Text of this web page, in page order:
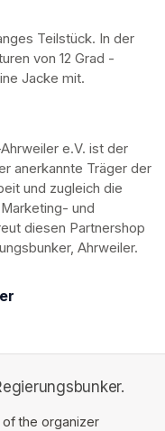
Teilstück. In der
von 12 Grad -
Jacke mit.
e.V. ist der
anerkannte Träger der
und zugleich die
und
diesen Partnershop
Ahrweiler.
tab)
the organizer